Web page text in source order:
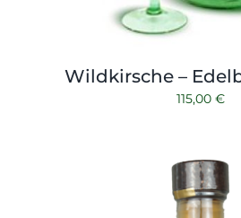
Wildkirsche –
115,00 €